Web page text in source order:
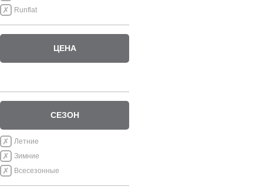
Runflat
ЦЕНА
СЕЗОН
Летние
Зимние
Всесезонные